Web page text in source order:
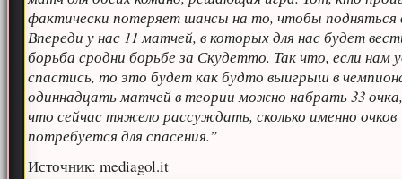
фактически потеряет шансы на то, чтобы подняться
Впереди у нас 11 матчей, в которых для нас будет
борьба сродни борьбе за Скудетто. Так что, если нам
спастись, то это будет как будто выигрыш в
одиннадцать матчей в теории можно набрать 33
что сейчас тяжело рассуждать, сколько именно очков
потребуется для спасения.”
Источник: mediagol.it